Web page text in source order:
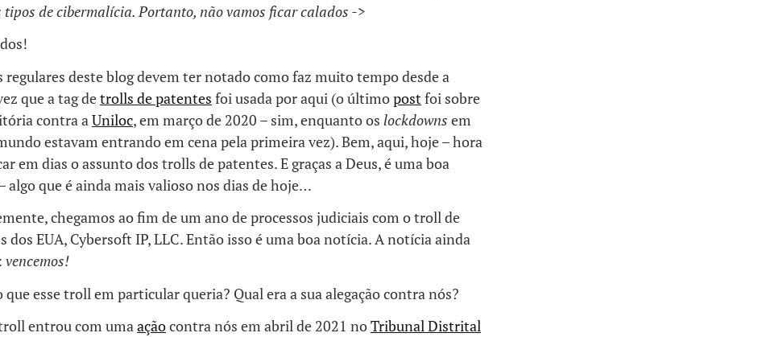
tipos de cibermalícia. Portanto, não vamos ficar calados ->
regulares deste blog devem ter notado como faz muito tempo desde a
que a tag detrolls de patentes foi usada por aqui (o últimopostfoi sobre
contra aUniloc, em março de 2020 – sim, enquanto os lockdowns em
estavam entrando em cena pela primeira vez). Bem, aqui, hoje – hora
em dias o assunto dos trolls de patentes. E graças a Deus, é uma boa
algo que é ainda mais valioso nos dias de hoje…
chegamos ao fim de um ano de processos judiciais com o troll de
dos EUA, Cybersoft IP, LLC. Então isso é uma boa notícia. A notícia ainda
vencemos!
que esse troll em particular queria? Qual era a sua alegação contra nós?
entrou com umaaçãocontra nós em abril de 2021 noTribunal Distrital